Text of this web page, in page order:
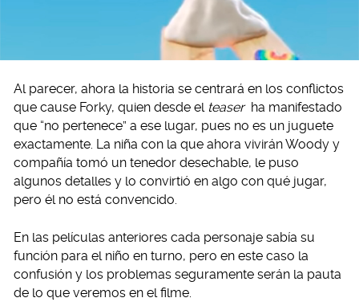
Al parecer, ahora la historia se centrará en los conflictos
que cause Forky, quien desde el teaser ha manifestado
que “no pertenece” a ese lugar, pues no es un juguete
exactamente. La niña con la que ahora vivirán Woody y
compañía tomó un tenedor desechable, le puso
algunos detalles y lo convirtió en algo con qué jugar,
pero él no está convencido.
En las películas anteriores cada personaje sabía su
función para el niño en turno, pero en este caso la
confusión y los problemas seguramente serán la pauta
de lo que veremos en el filme.